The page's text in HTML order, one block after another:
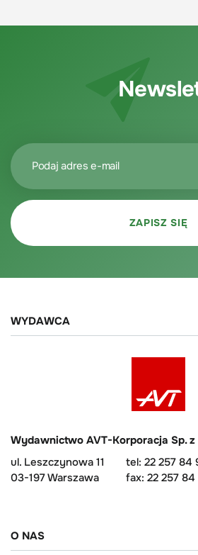
WYDAWCA
Wydawnictwo AVT-Korporacja Sp. z
ul. Leszczynowa 11
03-197 Warszawa
tel: 22 257 84
fax: 22 257
O NAS